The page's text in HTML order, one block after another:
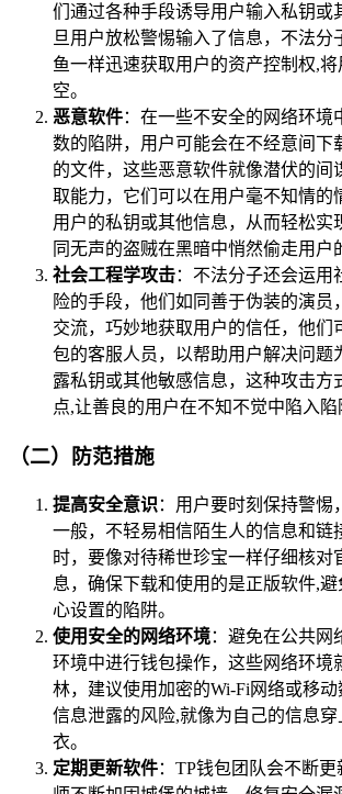
们通过各种手段诱导用户输入私钥或
旦用户放松警惕输入了信息，不法分
鱼一样迅速获取用户的资产控制权,
空。
恶意软件：在一些不安全的网络环境
数的陷阱，用户可能会在不经意间下
的文件，这些恶意软件就像潜伏的间
取能力，它们可以在用户毫不知情的
用户的私钥或其他信息，从而轻松实
同无声的盗贼在黑暗中悄然偷走用户
社会工程学攻击：不法分子还会运用
险的手段，他们如同善于伪装的演员
交流，巧妙地获取用户的信任，他们
包的客服人员，以帮助用户解决问题
露私钥或其他敏感信息，这种攻击方
点,让善良的用户在不知不觉中陷入陷
（二）防范措施
提高安全意识 ：用户要时刻保持警惕
一般，不轻易相信陌生人的信息和链
时，要像对待稀世珍宝一样仔细核对
息，确保下载和使用的是正版软件,
心设置的陷阱。
使用安全的网络环境：避免在公共网
环境中进行钱包操作，这些网络环境
林，建议使用加密的Wi-Fi网络或移
信息泄露的风险,就像为自己的信息
衣。
定期更新软件：TP钱包团队会不断